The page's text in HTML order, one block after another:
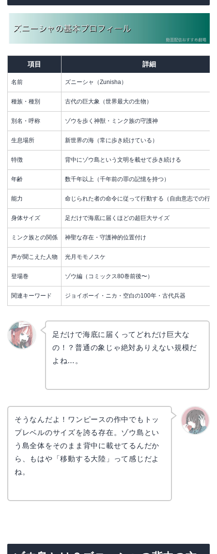
項目 詳細
名前 ズニーシャ（Zunisha）
種族・種別 古代の巨大象（世界最大の生物）
別名・呼称 ゾウを歩く神獣・ミンク族の守護神
生息場所 新世界の海（常に歩き続けている）
特徴 背中にゾウ島という文明を載せて歩き続ける
年齢 数千年以上（千年前の罪の記憶を持つ）
能力 命じられた者の命令に従って行動する（自由意志での行
身体サイズ 足だけで海底に届くほどの超巨大サイズ
ミンク族との関係 神聖な存在・守護神的位置付け
声が聞こえた人物 光月モモノスケ
登場巻 ゾウ編（コミックス80巻前後〜）
関連キーワード ジョイボーイ・ニカ・空白の100年・古代兵器
足だけで海底に届くってどれだけ巨大な
の！？普通の象じゃ絶対ありえない規模だ
よね…。
そうなんだよ！ワンピースの作中でもトッ
プレベルのサイズを誇る存在。ゾウ島とい
う島全体をそのまま背中に載せてるんだか
ら、もはや「移動する大陸」って感じだよ
ね。